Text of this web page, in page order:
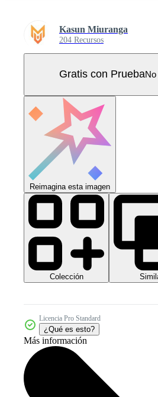
Kasun Miuranga
204 Recursos
Gratis con Prueba
Reimagina esta imagen
Colección
Licencia Pro Standard
¿Qué es esto?
Más información